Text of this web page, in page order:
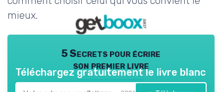
mieux.
5 Secrets pour écrire
son premier livre
Téléchargez gratuitement le livre blanc